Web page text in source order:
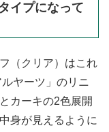
イプになって
（クリア）はこれ
ヤーツ」のリニ
カーキの2色展開
身が見えるように